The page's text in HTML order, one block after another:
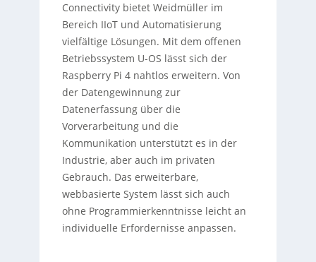
Connectivity bietet Weidmüller im
Bereich IIoT und Automatisierung
vielfältige Lösungen. Mit dem offenen
Betriebssystem U-OS lässt sich der
Raspberry Pi 4 nahtlos erweitern. Von
der Datengewinnung zur
Datenerfassung über die
Vorverarbeitung und die
Kommunikation unterstützt es in der
Industrie, aber auch im privaten
Gebrauch. Das erweiterbare,
webbasierte System lässt sich auch
ohne Programmierkenntnisse leicht an
individuelle Erfordernisse anpassen.